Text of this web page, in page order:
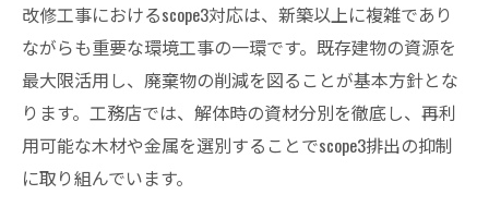
改修工事におけるscope3対応は、新築以上に複雑であり
ながらも重要な環境工事の一環です。既存建物の資源を
最大限活用し、廃棄物の削減を図ることが基本方針とな
ります。工務店では、解体時の資材分別を徹底し、再利
用可能な木材や金属を選別することでscope3排出の抑制
に取り組んでいます。